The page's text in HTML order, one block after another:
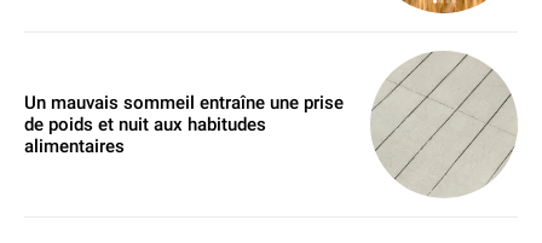
Un mauvais sommeil entraîne une prise
de poids et nuit aux habitudes
alimentaires